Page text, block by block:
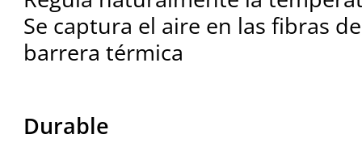
Se captura el aire en las fibras
barrera térmica
Durable